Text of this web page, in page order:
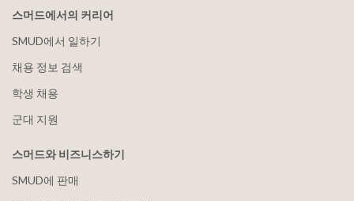
스머드에서의 커리어
SMUD에서 일하기
채용 정보 검색
학생 채용
군대 지원
스머드와 비즈니스하기
SMUD에 판매